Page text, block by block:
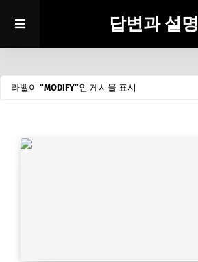
답변과 설명
라벨이 MODIFY 인 게시물 표시